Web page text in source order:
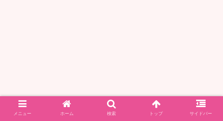
メニュー ホーム 検索 トップ サイドバー